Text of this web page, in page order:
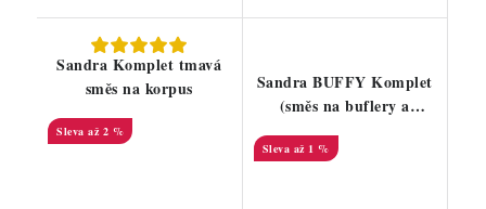
Sandra Komplet tmavá
směs na korpus
až 2 %
Sandra BUFFY Komplet
(směs na buflery a
až 1 %